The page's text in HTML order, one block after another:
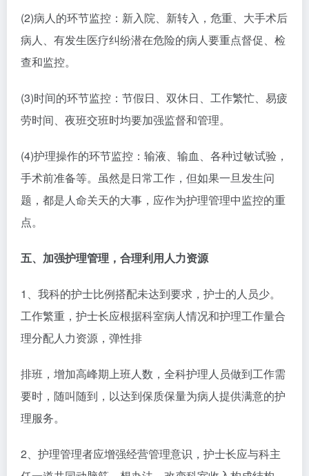
(2)病人的环节监控：新入院、新转入，危重、大手术后
病人、有发生医疗纠纷潜在危险的病人要重点督促、检
查和监控。
(3)时间的环节监控：节假日、双休日、工作繁忙、易疲
劳时间、夜班交班时均要加强监督和管理。
(4)护理操作的环节监控：输液、输血、各种过敏试验，
手术前准备等。虽然是日常工作，但如果一旦发生问
题，都是人命关天的大事，应作为护理管理中监控的重
点。
五、加强护理管理，合理利用人力资源
1、我科的护士比例搭配未达到要求，护士的人员少。
工作繁重，护士长应根据科室病人情况和护理工作量合
理分配人力资源，弹性排
排班，增加高峰期上班人数，全科护理人员做到工作需
要时，随叫随到，以达到保质保量为病人提供满意的护
理服务。
2、护理管理者应增强经营管理意识，护士长应与科主